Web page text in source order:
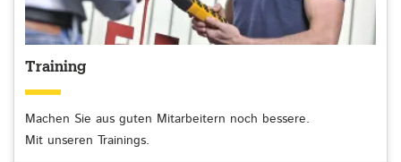
Training
Machen Sie aus guten Mitarbeitern noch bessere.
Mit unseren Trainings.